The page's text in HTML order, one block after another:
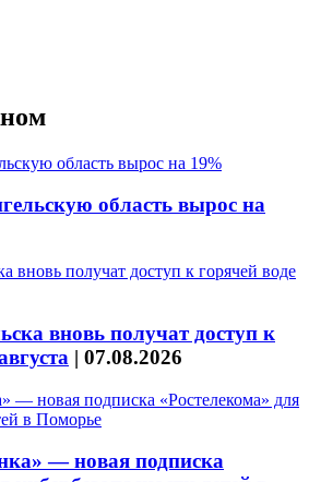
область вырос на
вновь получат доступ к
| 07.08.2026
— новая подписка